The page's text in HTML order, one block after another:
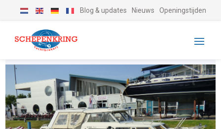
Blog & updates Nieuws Openingstijden